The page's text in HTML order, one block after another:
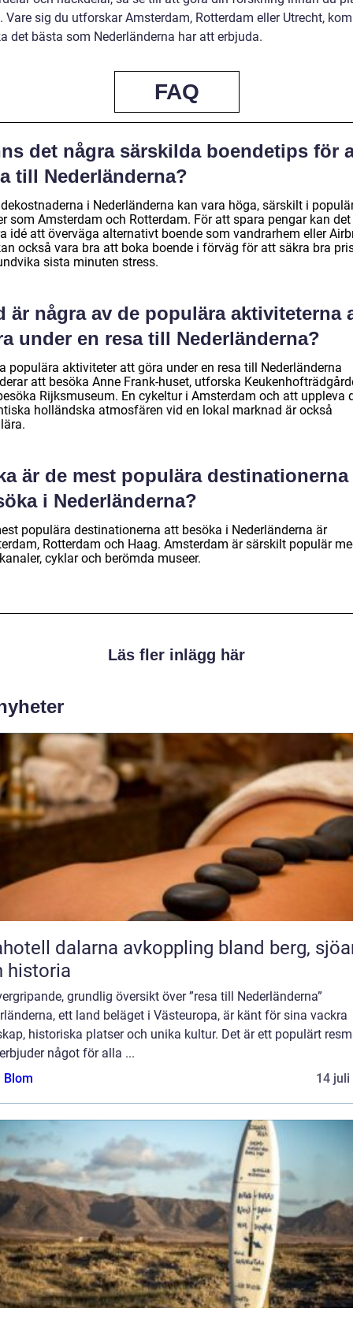
Vare sig du utforskar Amsterdam, Rotterdam eller Utrecht,
det bästa som Nederländerna har att erbjuda.
FAQ
det några särskilda boendetips för
till Nederländerna?
i Nederländerna kan vara höga, särskilt i
som Amsterdam och Rotterdam. För att spara pengar kan
idé att överväga alternativt boende som vandrarhem eller
också vara bra att boka boende i förväg för att säkra bra
sista minuten stress.
är några av de populära aktiviteterna
under en resa till Nederländerna?
populära aktiviteter att göra under en resa till Nederländerna
att besöka Anne Frank-huset, utforska
Rijksmuseum. En cykeltur i Amsterdam och att uppleva
holländska atmosfären vid en lokal marknad är också
är de mest populära destinationerna
i Nederländerna?
populära destinationerna att besöka i Nederländerna är
Rotterdam och Haag. Amsterdam är särskilt populär
cyklar och berömda museer.
Läs fler inlägg här
avkoppling bland berg, sjöar
historia
grundlig översikt över ”resa till Nederländerna”
ett land beläget i Västeuropa, är känt för sina vackra
historiska platser och unika kultur. Det är ett populärt
något för alla ...
Blom
14 juli